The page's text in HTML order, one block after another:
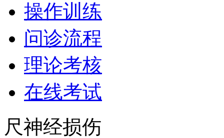
操作训练
问诊流程
理论考核
在线考试
尺神经损伤